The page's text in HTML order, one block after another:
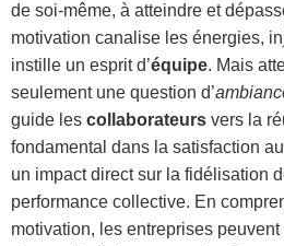
de soi-même, à atteindre et
motivation canalise les énergies,
instille un esprit d’équipe. Mais
seulement une question d’
guide les collaborateurs vers la
fondamental dans la satisfaction
un impact direct sur la fidélisation
performance collective. En
motivation, les entreprises